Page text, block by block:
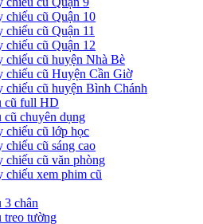
chiếu cũ Quận 10
chiếu cũ Quận 11
chiếu cũ Quận 12
chiếu cũ huyện Nhà Bè
chiếu cũ Huyện Cần Giờ
chiếu cũ huyện Bình Chánh
cũ full HD
cũ chuyên dụng
chiếu cũ lớp học
chiếu cũ sáng cao
chiếu cũ văn phòng
chiếu xem phim cũ
3 chân
treo tường